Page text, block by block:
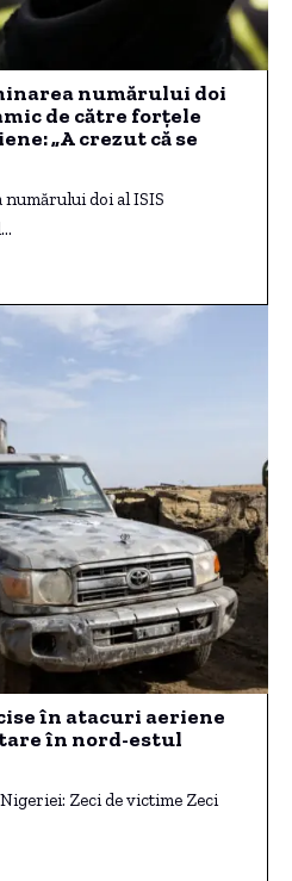
numărului doi
de către forțele
„A crezut că se
doi al ISIS
în atacuri aeriene
în nord-estul
Zeci de victime Zeci